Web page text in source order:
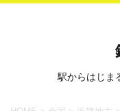
駅からはじま